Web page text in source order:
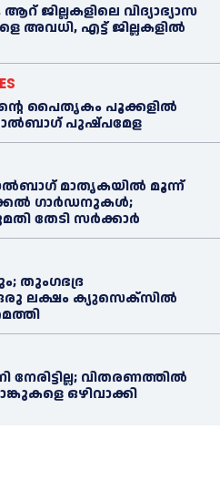
ജില്ലകളിലെ വിദ്യാഭ്യാസ
അവധി, എട്ട് ജില്ലകളിൽ
പൈതൃകം പൂക്കളിൽ
പുഷ്പമേള
മാതൃകയിൽ മൂന്ന്
ഗാർഡനുകൾ;
തേടി സർക്കാർ
തുംഗഭദ്ര
ലക്ഷം ക്യുസെക്സില്‍
വിതരണത്തിൽ
ഒഴിവാക്കി